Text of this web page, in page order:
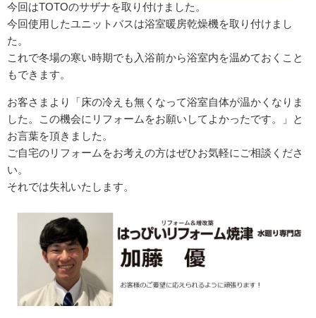
今回はTOTOのサザナを取り付けました。
今回使用したユニットバスは浴室暖房乾燥機を取り付けまし
た。
これで冬場の寒い時期でも入浴前から浴室内を温めておくこと
もできます。
お客さまより「床の冷えも無くなって浴室自体が温かくなりま
した。この機会にリフォームをお願いしてよかったです。」と
お言葉を頂きました。
ご自宅のリフォームをお考えの方はぜひお気軽にご相談くださ
い。
それでは失礼いたします。